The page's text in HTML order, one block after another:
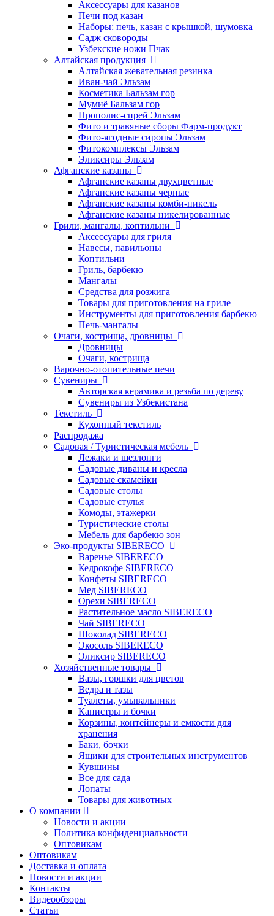
Аксессуары для казанов
Печи под казан
Наборы: печь, казан с крышкой, шумовка
Садж сковороды
Узбекские ножи Пчак
Алтайская продукция
Алтайская жевательная резинка
Иван-чай Эльзам
Косметика Бальзам гор
Мумиё Бальзам гор
Прополис-спрей Эльзам
Фито и травяные сборы Фарм-продукт
Фито-ягодные сиропы Эльзам
Фитокомплексы Эльзам
Эликсиры Эльзам
Афганские казаны
Афганские казаны двухцветные
Афганские казаны черные
Афганские казаны комби-никель
Афганские казаны никелированные
Грили, мангалы, коптильни
Аксессуары для гриля
Навесы, павильоны
Коптильни
Гриль, барбекю
Мангалы
Средства для розжига
Товары для приготовления на гриле
Инструменты для приготовления барбекю
Печь-мангалы
Очаги, кострища, дровницы
Дровницы
Очаги, кострища
Варочно-отопительные печи
Сувениры
Авторская керамика и резьба по дереву
Сувениры из Узбекистана
Текстиль
Кухонный текстиль
Распродажа
Садовая / Туристическая мебель
Лежаки и шезлонги
Садовые диваны и кресла
Садовые скамейки
Садовые столы
Садовые стулья
Комоды, этажерки
Туристические столы
Мебель для барбекю зон
Эко-продукты SIBERECO
Варенье SIBERECO
Кедрокофе SIBERECO
Конфеты SIBERECO
Мед SIBERECO
Орехи SIBERECO
Растительное масло SIBERECO
Чай SIBERECO
Шоколад SIBERECO
Экосоль SIBERECO
Эликсир SIBERECO
Хозяйственные товары
Вазы, горшки для цветов
Ведра и тазы
Туалеты, умывальники
Канистры и бочки
Корзины, контейнеры и емкости для
хранения
Баки, бочки
Ящики для строительных инструментов
Кувшины
Все для сада
Лопаты
Товары для животных
О компании
Новости и акции
Политика конфиденциальности
Оптовикам
Оптовикам
Доставка и оплата
Новости и акции
Контакты
Видеообзоры
Статьи